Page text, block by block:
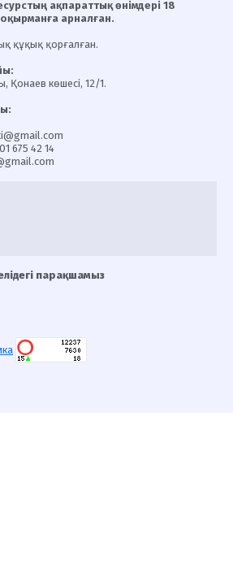
ақпараттық өнімдері 18
арналған.
құқық қорғалған.
Қонаев көшесі, 12/1.
675 42 14
парақшамыз